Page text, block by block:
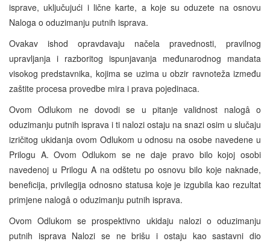
isprave, uključujući i lične karte, a koje su oduzete na osnovu
Naloga o oduzimanju putnih isprava.
Ovakav ishod opravdavaju načela pravednosti, pravilnog
upravljanja i razboritog ispunjavanja međunarodnog mandata
visokog predstavnika, kojima se uzima u obzir ravnoteža između
zaštite procesa provedbe mira i prava pojedinaca.
Ovom Odlukom ne dovodi se u pitanje validnost nalogâ o
oduzimanju putnih isprava i ti nalozi ostaju na snazi osim u slučaju
izričitog ukidanja ovom Odlukom u odnosu na osobe navedene u
Prilogu A. Ovom Odlukom se ne daje pravo bilo kojoj osobi
navedenoj u Prilogu A na odštetu po osnovu bilo koje naknade,
beneficija, privilegija odnosno statusa koje je izgubila kao rezultat
primjene nalogâ o oduzimanju putnih isprava.
Ovom Odlukom se prospektivno ukidaju nalozi o oduzimanju
putnih isprava Nalozi se ne brišu i ostaju kao sastavni dio